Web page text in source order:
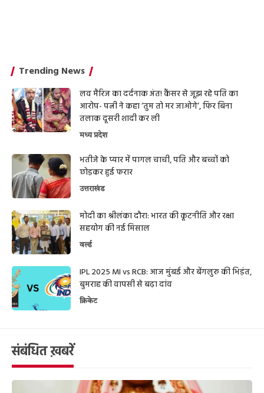
Trending News
लव मैरिज का दर्दनाक अंत! कैंसर से जूझ रहे पति का
आरोप- पत्नी ने कहा ‘तुम तो मर जाओगे’, फिर बिना
तलाक दूसरी शादी कर ली
मध्य प्रदेश
भतीजे के प्यार में पागल चाची, पति और बच्चों को
छोड़कर हुई फरार
उत्तराखंड
मोदी का श्रीलंका दौरा: भारत की कूटनीति और रक्षा
सहयोग की नई मिसाल
वर्ल्ड
IPL 2025 MI vs RCB: आज मुंबई और बेंगलुरु की भिड़ंत,
बुमराह की वापसी से बढ़ा दांव
क्रिकेट
संबंधित ख़बरें